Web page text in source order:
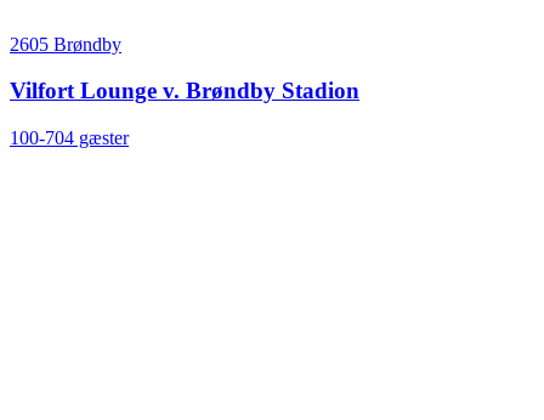
2605 Brøndby
Vilfort Lounge v. Brøndby Stadion
100-704 gæster